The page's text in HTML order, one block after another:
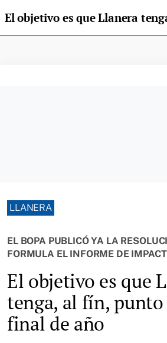
LLANERA
EL BOPA PUBLICÓ YA LA
FORMULA EL INFORME DE
El objetivo es que
tenga, al fín,
final de año